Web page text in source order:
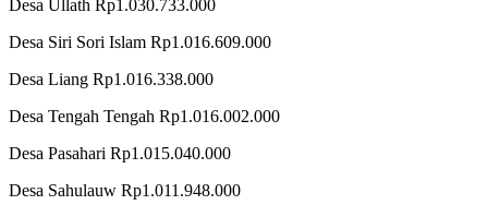
Desa Ullath Rp1.030.733.000
Desa Siri Sori Islam Rp1.016.609.000
Desa Liang Rp1.016.338.000
Desa Tengah Tengah Rp1.016.002.000
Desa Pasahari Rp1.015.040.000
Desa Sahulauw Rp1.011.948.000